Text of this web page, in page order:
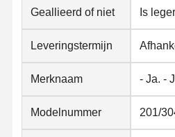
Geallieerd of niet Is
Leveringstermijn
Merknaam - Ja. -
Modelnummer 201/